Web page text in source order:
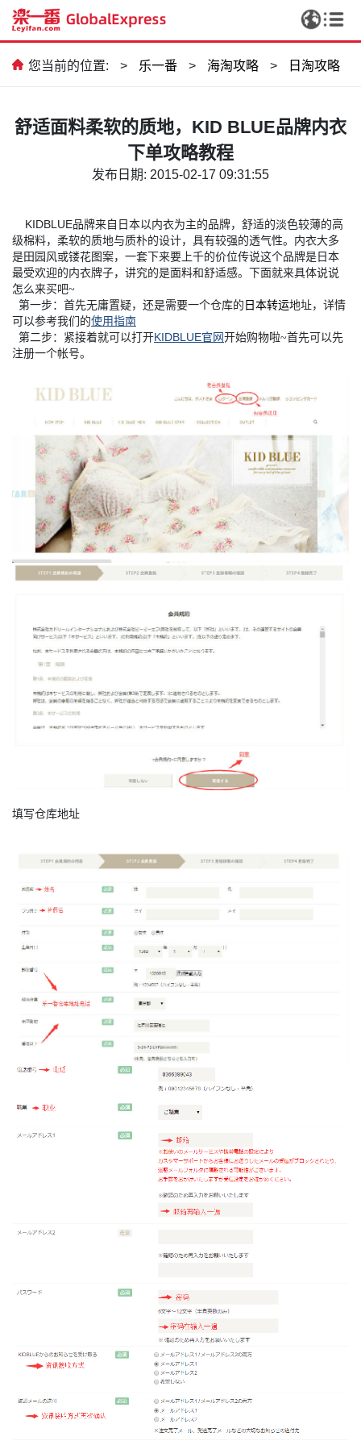
您当前的位置: > 乐一番 > 海淘攻略 > 日淘攻略
舒适面料柔软的质地，KID BLUE品牌内衣
下单攻略教程
发布日期: 2015-02-17 09:31:55
KIDBLUE品牌来自日本以内衣为主的品牌，舒适的淡色较薄的高
级棉料，柔软的质地与质朴的设计，具有较强的透气性。内衣大多
是田园风或镂花图案，一套下来要上千的价位传说这个品牌是日本
最受欢迎的内衣牌子，讲究的是面料和舒适感。
下面就来具体说说
怎么来买吧~
第一步：首先无庸置疑，还是需要一个仓库的 日本转运地址，详情
可以参考我们的使用指南
第二步：紧接着就可以打开KIDBLUE官网 开始购物啦~首先可以先
注册一个帐号。
填写仓库地址